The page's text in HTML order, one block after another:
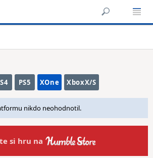
PS5 XOne XboxX/S
nikdo neohodnotil.
si hru na